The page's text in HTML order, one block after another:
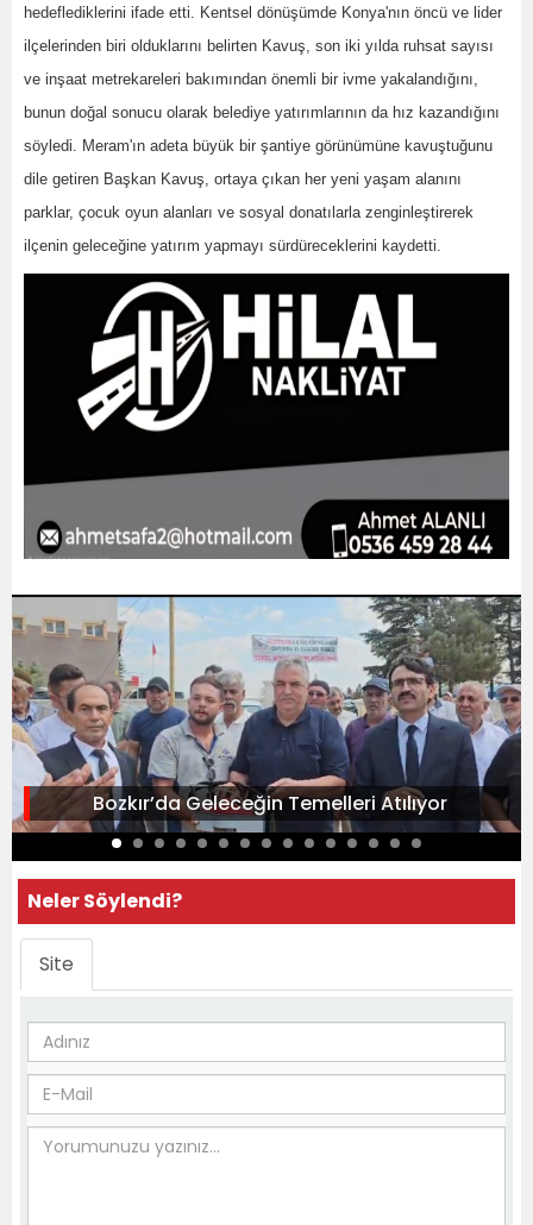
hedeflediklerini ifade etti. Kentsel dönüşümde Konya'nın öncü ve lider
ilçelerinden biri olduklarını belirten Kavuş, son iki yılda ruhsat sayısı
ve inşaat metrekareleri bakımından önemli bir ivme yakalandığını,
bunun doğal sonucu olarak belediye yatırımlarının da hız kazandığını
söyledi. Meram'ın adeta büyük bir şantiye görünümüne kavuştuğunu
dile getiren Başkan Kavuş, ortaya çıkan her yeni yaşam alanını
parklar, çocuk oyun alanları ve sosyal donatılarla zenginleştirerek
ilçenin geleceğine yatırım yapmayı sürdüreceklerini kaydetti.
Bozkır’da Geleceğin Temelleri Atılıyor
Neler Söylendi?
Site